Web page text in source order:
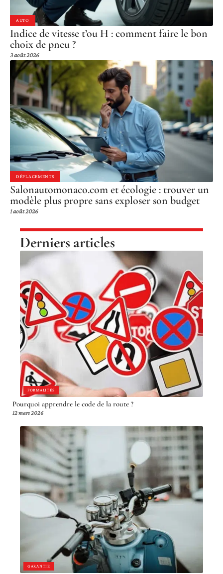
AUTO
Indice de vitesse t’ou H : comment faire le bon
choix de pneu ?
3 août 2026
DÉPLACEMENTS
Salonautomonaco.com et écologie : trouver un
modèle plus propre sans exploser son budget
1 août 2026
Derniers articles
FORMALITÉS
Pourquoi apprendre le code de la route ?
12 mars 2026
GARANTIE